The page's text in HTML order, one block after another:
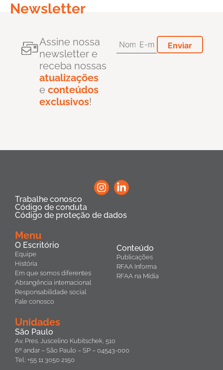
Newsletter
Assine nossa
newsletter e
receba nossas
atualizações
e conteúdos
exclusivos!
Trabalhe conosco
Código de conduta
Código de proteção de dados
Menu
O Escritório
Equipe
História
Em que somos diferentes
Abrangência internacional
Responsabilidade social
Fale conosco
Conteúdo
Publicações
RFAA Informa
RFAA na Mídia
Unidades
São Paulo
Av. Pres. Juscelino Kubitschek, 510
6º andar – São Paulo – SP – 04543-000
Tel.: +55 11 3050 2150